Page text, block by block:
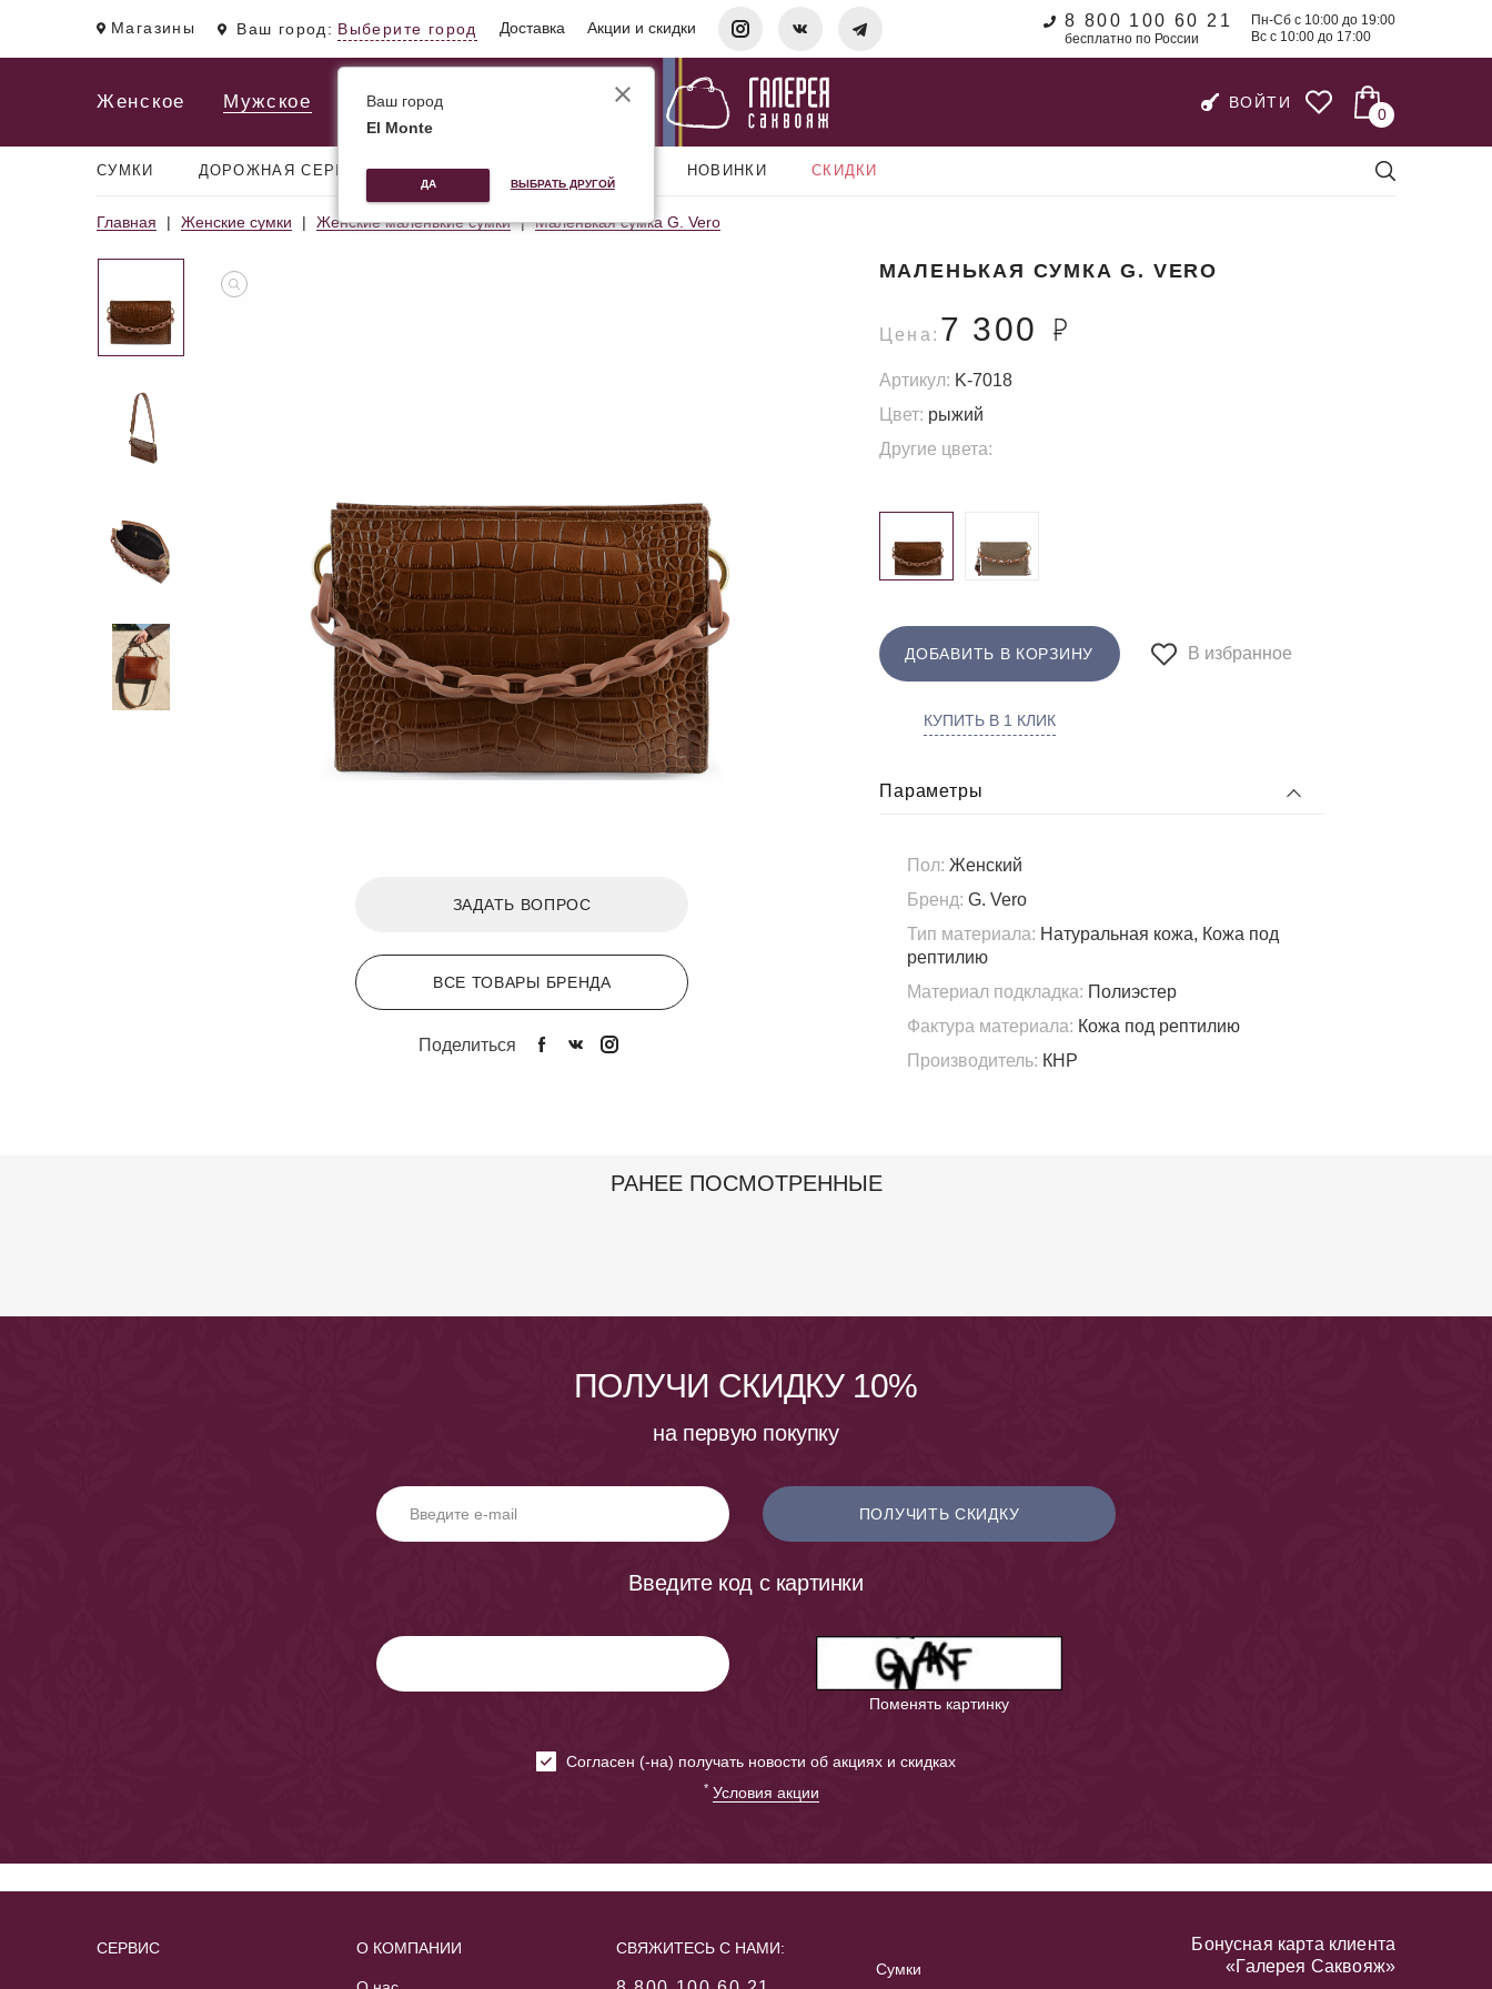
Магазины Ваш город: Выберите город Доставка Акции и скидки 8 800 100 60 21
бесплатно по России
Пн-Сб с 10:00 до 19:00
Вс с 10:00 до 17:00
Женское Мужское ВОЙТИ
0
СУМКИ ДОРОЖНАЯ СЕРИЯ РЮКЗАКИ НОВИНКИ СКИДКИ
Главная Женские сумки Женские маленькие сумки Маленькая сумка G. Vero
ЗАДАТЬ ВОПРОС
ВСЕ ТОВАРЫ БРЕНДА
Поделиться
МАЛЕНЬКАЯ СУМКА G. VERO
Цена: 7 300
Артикул: K-7018
Цвет: рыжий
Другие цвета:
ДОБАВИТЬ В КОРЗИНУ В избранное
КУПИТЬ В 1 КЛИК
Параметры
Пол: Женский
Бренд: G. Vero
Тип материала: Натуральная кожа, Кожа под
рептилию
Материал подкладка: Полиэстер
Фактура материала: Кожа под рептилию
Производитель: КНР
РАНЕЕ ПОСМОТРЕННЫЕ
ПОЛУЧИ СКИДКУ 10%
на первую покупку
ПОЛУЧИТЬ СКИДКУ
Введите код с картинки
Поменять картинку
Cогласен (-на) получать новости об акциях и скидках
* Условия акции
СЕРВИС О КОМПАНИИ СВЯЖИТЕСЬ С НАМИ:
Сумки
Бонусная карта клиента
«Галерея Саквояж»
Ваш город
El Monte
ДА ВЫБРАТЬ ДРУГОЙ